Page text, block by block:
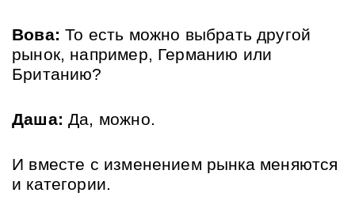
Вова: То есть можно выбрать другой
рынок, например, Германию или
Британию?
Даша: Да, можно.
И вместе с изменением рынка меняются
и категории.